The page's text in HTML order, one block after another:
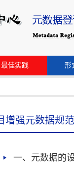
最佳实践 形
增强元数据规范
一、元数据的